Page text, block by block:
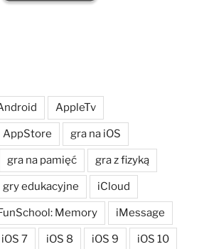
AppleTv
AppStore gra na iOS
gra na pamięć gra z fizyką
gry edukacyjne iCloud
Memory iMessage
iOS 7 iOS 8 iOS 9 iOS 10